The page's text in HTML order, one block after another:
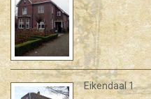
Eikendaal 1